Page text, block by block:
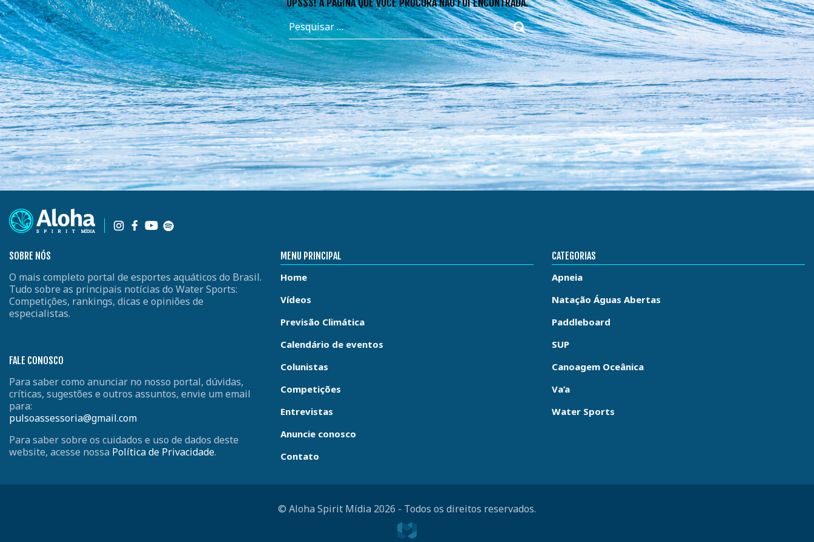
SOBRE NÓS
O mais completo portal de esportes aquáticos do Brasil.
Tudo sobre as principais notícias do Water Sports:
Competições, rankings, dicas e opiniões de
especialistas.
FALE CONOSCO
Para saber como anunciar no nosso portal, dúvidas,
críticas, sugestões e outros assuntos, envie um email
para:
pulsoassessoria@gmail.com
Para saber sobre os cuidados e uso de dados deste
website, acesse nossa Política de Privacidade.
MENU PRINCIPAL
Home
Vídeos
Previsão Climática
Calendário de eventos
Colunistas
Competições
Entrevistas
Anuncie conosco
Contato
CATEGORIAS
Apneia
Natação Águas Abertas
Paddleboard
SUP
Canoagem Oceânica
Va’a
Water Sports
© Aloha Spirit Mídia 2026 - Todos os direitos reservados.